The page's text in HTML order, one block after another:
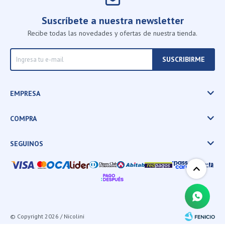
Suscríbete a nuestra newsletter
Recibe todas las novedades y ofertas de nuestra tienda.
SUSCRIBIRME
EMPRESA
COMPRA
SEGUINOS
© Copyright 2026 / Nicolini